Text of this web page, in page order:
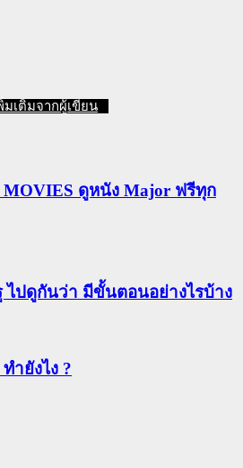
มเติมจากผู้เขียน
MOVIES ดูหนัง Major ฟรีทุก
ไปดูกันว่า มีขั้นตอนอย่างไรบ้าง
ำยังไง ?